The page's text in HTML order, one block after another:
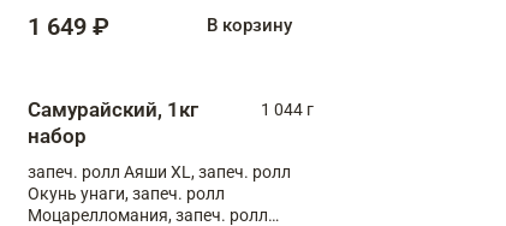
1 649 ₽ В корзину
Самурайский, 1кг
набор
1 044 г
запеч. ролл Аяши XL, запеч. ролл
Окунь унаги, запеч. ролл
Моцарелломания, запеч. ролл